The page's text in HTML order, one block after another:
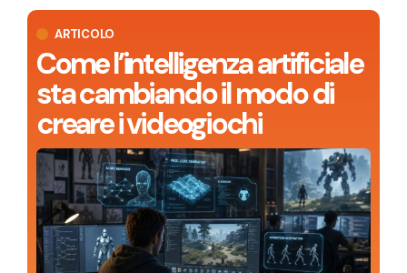
ARTICOLO
Come l’intelligenza artificiale
sta cambiando il modo di
creare i videogiochi